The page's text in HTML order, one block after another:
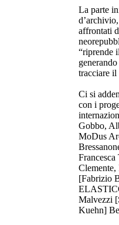
La parte
affrontati
“riprende
tracciare il
Ci si
con i
Gobbo,
MoDus
[Fabrizio
Malvezzi
Kuehn]